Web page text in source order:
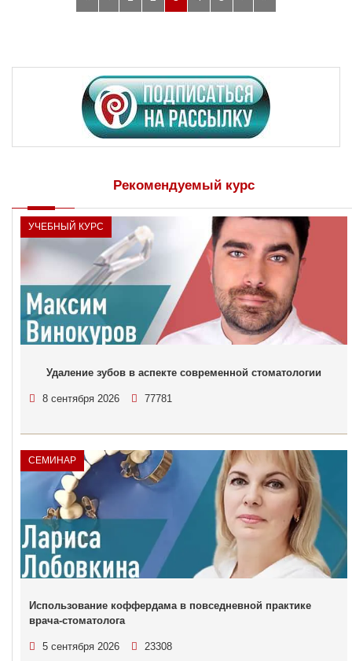
Рекомендуемый курс
УЧЕБНЫЙ КУРС
Удаление зубов в аспекте современной стоматологии
8 сентября 2026 77781
СЕМИНАР
Использование коффердама в повседневной практике
врача-стоматолога
5 сентября 2026 23308